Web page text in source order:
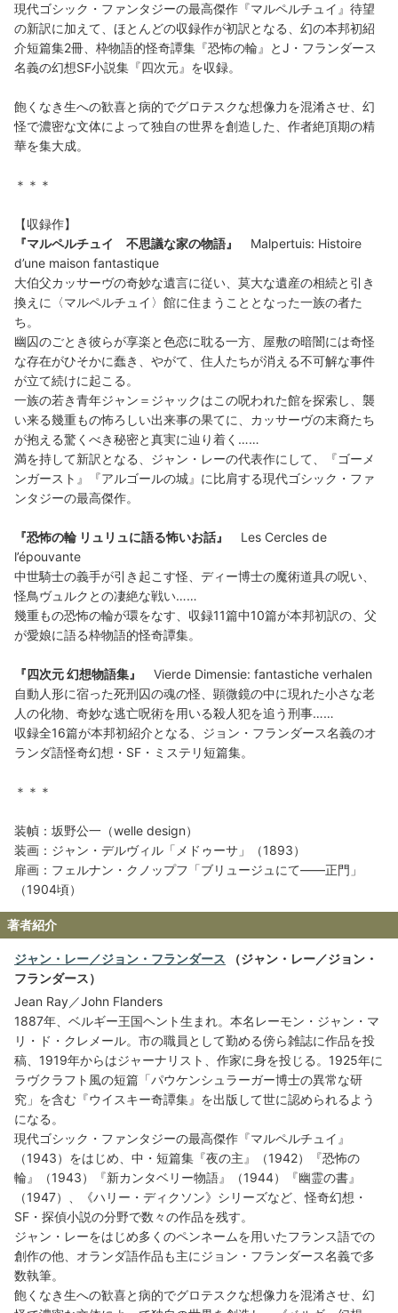
現代ゴシック・ファンタジーの最高傑作『マルペルチュイ』待望
の新訳に加えて、ほとんどの収録作が初訳となる、幻の本邦初紹
介短篇集2冊、枠物語的怪奇譚集『恐怖の輪』とJ・フランダース
名義の幻想SF小説集『四次元』を収録。
飽くなき生への歓喜と病的でグロテスクな想像力を混淆させ、幻
怪で濃密な文体によって独自の世界を創造した、作者絶頂期の精
華を集大成。
＊＊＊
【収録作】
『マルペルチュイ 不思議な家の物語』
Malpertuis: Histoire
d’une maison fantastique
大伯父カッサーヴの奇妙な遺言に従い、莫大な遺産の相続と引き
換えに〈マルペルチュイ〉館に住まうこととなった一族の者た
ち。
幽囚のごとき彼らが享楽と色恋に耽る一方、屋敷の暗闇には奇怪
な存在がひそかに蠢き、やがて、住人たちが消える不可解な事件
が立て続けに起こる。
一族の若き青年ジャン＝ジャックはこの呪われた館を探索し、襲
い来る幾重もの怖ろしい出来事の果てに、カッサーヴの末裔たち
が抱える驚くべき秘密と真実に辿り着く……
満を持して新訳となる、ジャン・レーの代表作にして、『ゴーメ
ンガースト』『アルゴールの城』に比肩する現代ゴシック・ファ
ンタジーの最高傑作。
『恐怖の輪 リュリュに語る怖いお話』
Les Cercles de
l’épouvante
中世騎士の義手が引き起こす怪、ディー博士の魔術道具の呪い、
怪鳥ヴュルクとの凄絶な戦い……
幾重もの恐怖の輪が環をなす、収録11篇中10篇が本邦初訳の、父
が愛娘に語る枠物語的怪奇譚集。
『四次元 幻想物語集』
Vierde Dimensie: fantastiche verhalen
自動人形に宿った死刑囚の魂の怪、顕微鏡の中に現れた小さな老
人の化物、奇妙な逃亡呪術を用いる殺人犯を追う刑事……
収録全16篇が本邦初紹介となる、ジョン・フランダース名義のオ
ランダ語怪奇幻想・SF・ミステリ短篇集。
＊＊＊
装幀：坂野公一（welle design）
装画：ジャン・デルヴィル「メドゥーサ」（1893）
扉画：フェルナン・クノップフ「ブリュージュにて――正門」
（1904頃）
著者紹介
ジャン・レー／ジョン・フランダース （ジャン・レー／ジョン・
フランダース）
Jean Ray／John Flanders
1887年、ベルギー王国ヘント生まれ。本名レーモン・ジャン・マ
リ・ド・クレメール。市の職員として勤める傍ら雑誌に作品を投
稿、1919年からはジャーナリスト、作家に身を投じる。1925年に
ラヴクラフト風の短篇「パウケンシュラーガー博士の異常な研
究」を含む『ウイスキー奇譚集』を出版して世に認められるよう
になる。
現代ゴシック・ファンタジーの最高傑作『マルペルチュイ』
（1943）をはじめ、中・短篇集『夜の主』（1942）『恐怖の
輪』（1943）『新カンタベリー物語』（1944）『幽霊の書』
（1947）、《ハリー・ディクソン》シリーズなど、怪奇幻想・
SF・探偵小説の分野で数々の作品を残す。
ジャン・レーをはじめ多くのペンネームを用いたフランス語での
創作の他、オランダ語作品も主にジョン・フランダース名義で多
数執筆。
飽くなき生への歓喜と病的でグロテスクな想像力を混淆させ、幻